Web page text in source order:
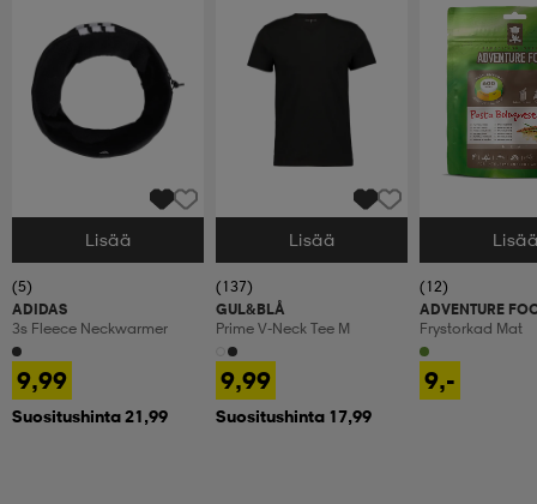
Valitse Koko
Lisää
(5)
ADIDAS
3s Fleece Neckwarmer
9,99
Suositushinta 21,99
Valitse Koko
Lisää
(137)
GUL&BLÅ
Prime V-Neck Tee M
9,99
Suositushinta 17,99
Valitse Koko
(12)
ADVENTURE
Frystorkad Mat
9,-